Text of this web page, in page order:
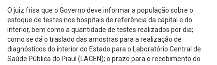
O juiz frisa que o Governo deve informar a população sobre o
estoque de testes nos hospitais de referência da capital e do
interior, bem como a quantidade de testes realizados por dia;
como se dá o traslado das amostras para a realização de
diagnósticos do interior do Estado para o Laboratório Central de
Saúde Pública do Piauí (LACEN); o prazo para o recebimento do